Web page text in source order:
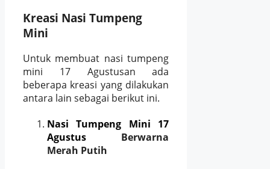
Kreasi Nasi Tumpeng
Mini
Untuk membuat nasi tumpeng
mini 17 Agustusan ada
beberapa kreasi yang dilakukan
antara lain sebagai berikut ini.
Nasi Tumpeng Mini 17
Agustus
Berwarna
Merah Putih